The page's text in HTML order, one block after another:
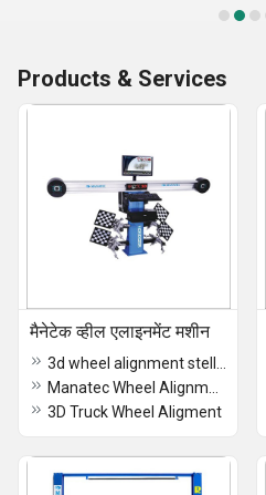
Products & Services
मैनेटेक व्हील एलाइनमेंट मशीन
3D Truck Wheel Aligment